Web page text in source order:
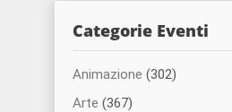
Categorie Eventi
Animazione (302)
Arte (367)